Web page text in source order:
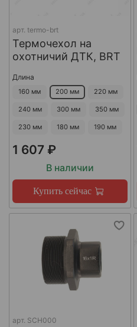
арт. termo-brt
Термочехол на
охотничий ДТК, BRT
Длина
160 мм 200 мм 220 мм
240 мм 300 мм 350 мм
230 мм 180 мм 190 мм
1 607 ₽
В наличии
Купить сейчас
арт. SCH000